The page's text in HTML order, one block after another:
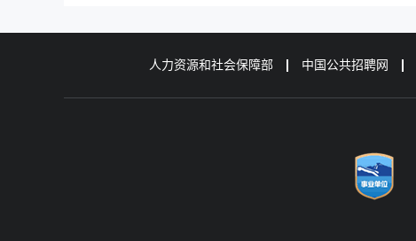
人力资源和社会保障部 中国公共招聘网